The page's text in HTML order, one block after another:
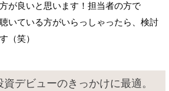
が良いと思います！担当者の方で
いている方がいらっしゃったら、検討
（笑）
デビューのきっかけに最適。